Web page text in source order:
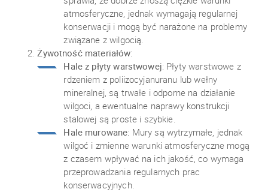
atmosferyczne, jednak wymagają regularnej
konserwacji i mogą być narażone na problemy
związane z wilgocią.
Żywotność materiałów:
Hale z płyty warstwowej: Płyty warstwowe z
rdzeniem z poliizocyjanuranu lub wełny
mineralnej, są trwałe i odporne na działanie
wilgoci, a ewentualne naprawy konstrukcji
stalowej są proste i szybkie.
Hale murowane: Mury są wytrzymałe, jednak
wilgoć i zmienne warunki atmosferyczne mogą
z czasem wpływać na ich jakość, co wymaga
przeprowadzania regularnych prac
konserwacyjnych.